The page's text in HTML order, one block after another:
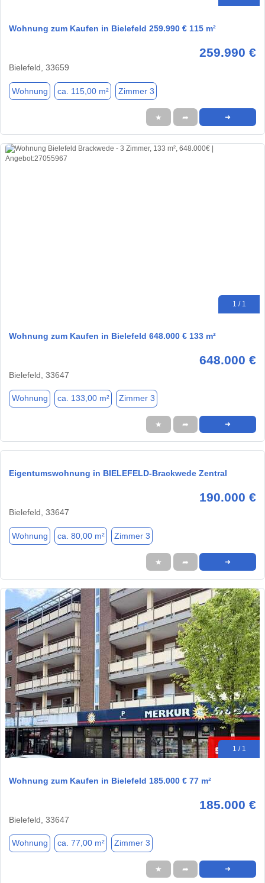
Wohnung zum Kaufen in Bielefeld 259.990 € 115 m²
259.990 €
Bielefeld, 33659
Wohnung ca. 115,00 m² Zimmer 3
★ ➦ ➜
1 / 1
Wohnung zum Kaufen in Bielefeld 648.000 € 133 m²
648.000 €
Bielefeld, 33647
Wohnung ca. 133,00 m² Zimmer 3
★ ➦ ➜
Eigentumswohnung in BIELEFELD-Brackwede Zentral
190.000 €
Bielefeld, 33647
Wohnung ca. 80,00 m² Zimmer 3
★ ➦ ➜
1 / 1
Wohnung zum Kaufen in Bielefeld 185.000 € 77 m²
185.000 €
Bielefeld, 33647
Wohnung ca. 77,00 m² Zimmer 3
★ ➦ ➜